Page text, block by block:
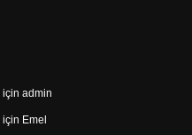
için admin
için Emel